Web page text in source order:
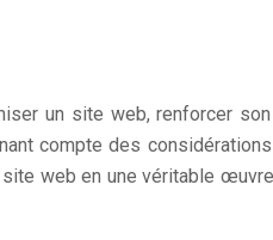
un site web, renforcer
compte des
web en une véritable